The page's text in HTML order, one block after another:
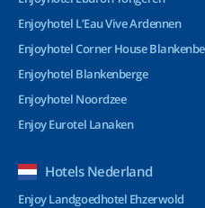
Enjoyhotel L’Eau Vive Ardennen
Enjoyhotel Corner House
Enjoyhotel Blankenberge
Enjoyhotel Noordzee
Enjoy Eurotel Lanaken
Hotels Nederland
Enjoy Landgoedhotel Ehzerwold